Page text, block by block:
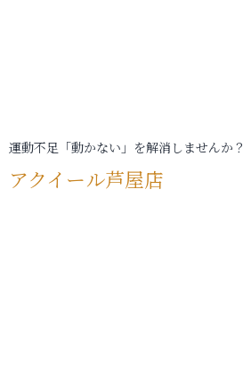
運動不足「動かない」を解消しませんか？
アクイール芦屋店